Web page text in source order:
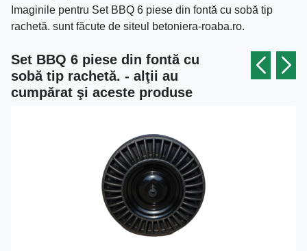
Imaginile pentru Set BBQ 6 piese din fontă cu sobă tip
rachetă. sunt făcute de siteul betoniera-roaba.ro.
Set BBQ 6 piese din fontă cu
sobă tip rachetă. - alţii au
cumpărat şi aceste produse